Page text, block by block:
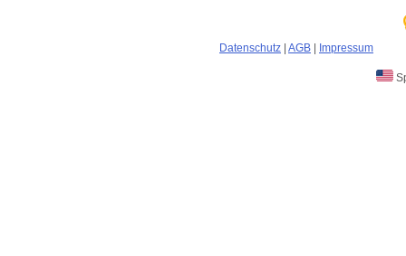
Datenschutz AGB Impressum